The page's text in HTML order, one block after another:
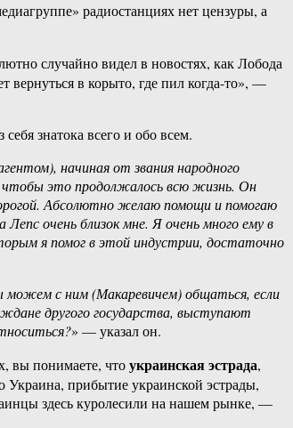
радиостанциях нет цензуры, а
случайно видел в новостях, как Лобода
вернуться в корыто, где пил когда-то», —
знатока всего и обо всем.
начиная от звания народного
чтобы это продолжалось всю жизнь. Он
Абсолютно желаю помощи и помогаю
очень близок мне. Я очень много ему в
я помог в этой индустрии, достаточно
с ним (Макаревичем) общаться, если
другого государства, выступают
» — указал он.
вы понимаете, чтоукраинская эстрада,
Украина, прибытие украинской эстрады,
здесь куролесили на нашем рынке, —